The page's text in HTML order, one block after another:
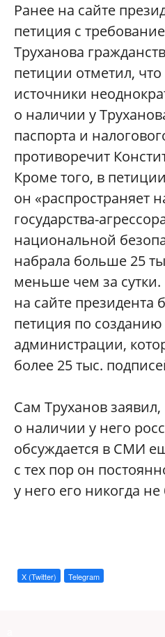
Ранее на сайте
петиция с
Труханова
петиции отметил,
источники
о наличии у
паспорта и
противоречит
Кроме того, в
он «распространяет
государства-
национальной
набрала больше 25
меньше чем за сутки.
на сайте президента
петиция по
администрации,
более 25 тыс.
Сам Труханов заявил,
о наличии у него
обсуждается в СМИ
с тех пор он
у него его никогда
X (Twitter) Telegram